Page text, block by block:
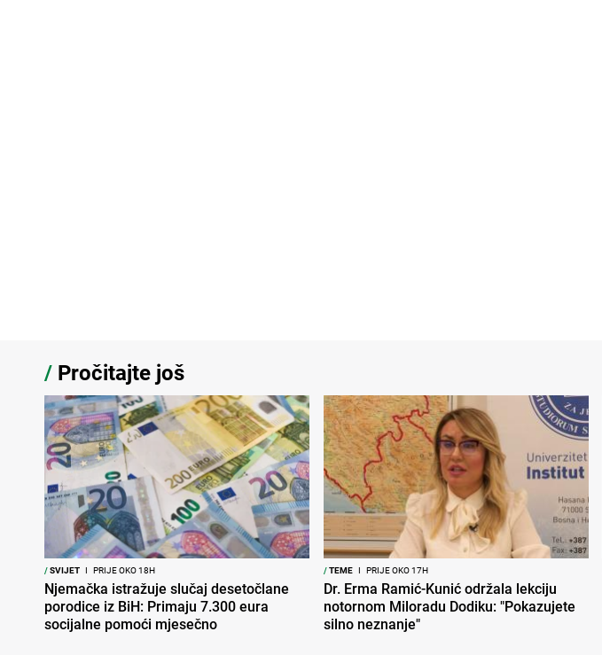
/ Pročitajte još
/SVIJET I PRIJE OKO 18H
Njemačka istražuje slučaj desetočlane
porodice iz BiH: Primaju 7.300 eura
socijalne pomoći mjesečno
/TEME I PRIJE OKO 17H
Dr. Erma Ramić-Kunić održala lekciju
notornom Miloradu Dodiku: "Pokazujete
silno neznanje"